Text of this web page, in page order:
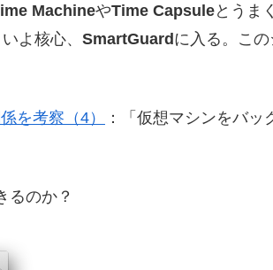
MachineやTime Capsuleとうま
よ核心、 SmartGuardに入る。こ
を考察（4）
：「仮想マシンをバッ
るのか？